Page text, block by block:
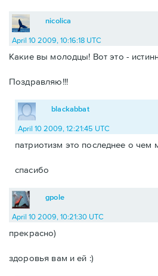
nicolica
April 10 2009, 10:16:18 UTC
Какие вы молодцы! Вот это -
Поздравляю!!!
blackabbat
April 10 2009, 12:21:45 UTC
патриотизм это последнее о чем
спасибо
gpole
April 10 2009, 10:21:30 UTC
прекрасно)
здоровья вам и ей :)